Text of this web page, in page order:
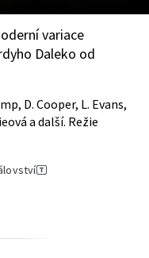
variace
Daleko od
D. Cooper, L. Evans,
a další. Režie